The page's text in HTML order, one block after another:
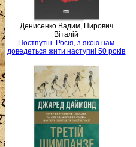
Денисенко Вадим, Пирович
Віталій
Постпутін. Росія, з якою нам
доведеться жити наступні 50 років